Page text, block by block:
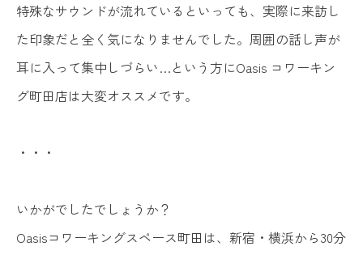
特殊なサウンドが流れているといっても、実際に来訪し
た印象だと全く気になりませんでした。周囲の話し声が
耳に入って集中しづらい…という方にOasis コワーキン
グ町田店は大変オススメです。
・・・
いかがでしたでしょうか？
Oasisコワーキングスペース町田は、新宿・横浜から30分